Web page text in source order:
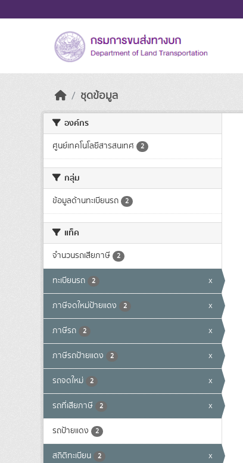
ชุดข้อมูล
องค์กร
ศูนย์เทคโนโลยีสารสนเทศ 2
กลุ่ม
ข้อมูลด้านทะเบียนรถ 2
แท็ค
จำนวนรถเสียภาษี 2
ทะเบียนรถ 2 x
ภาษีจดใหม่ป้ายแดง 2 x
ภาษีรถ 2 x
ภาษีรถป้ายแดง 2 x
รถจดใหม่ 2 x
รถที่เสียภาษี 2 x
รถป้ายแดง 2
สถิติทะเบียน 2 x